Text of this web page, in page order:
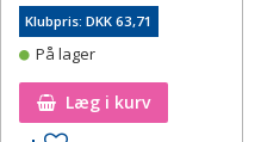
Klubpris: DKK 63,71
På lager
Læg i kurv